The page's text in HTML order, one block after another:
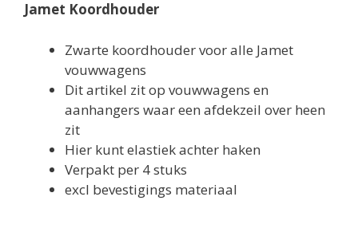
Jamet Koordhouder
Zwarte koordhouder voor alle Jamet
vouwwagens
Dit artikel zit op vouwwagens en
aanhangers waar een afdekzeil over heen
zit
Hier kunt elastiek achter haken
Verpakt per 4 stuks
excl bevestigings materiaal